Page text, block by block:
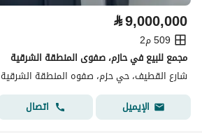
⃁9,000,000
509 م2
مجمع للبيع في حازم، صفوى المنطقة الشرقية
شارع القطيف، حي حزم، صفوه المنطقة الشرقية
الإيميل
اتصال